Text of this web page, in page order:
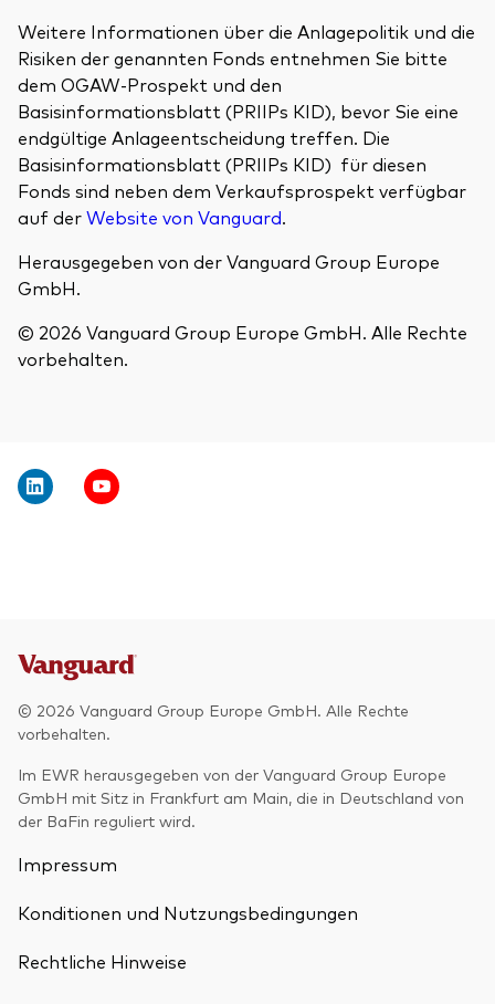
Weitere Informationen über die Anlagepolitik und die
Risiken der genannten Fonds entnehmen Sie bitte
dem OGAW-Prospekt und den
Basisinformationsblatt (PRIIPs KID), bevor Sie eine
endgültige Anlageentscheidung treffen. Die
Basisinformationsblatt (PRIIPs KID) für diesen
Fonds sind neben dem Verkaufsprospekt verfügbar
auf derWebsite von Vanguard.
Herausgegeben von der Vanguard Group Europe
GmbH.
© 2026 Vanguard Group Europe GmbH. Alle Rechte
vorbehalten.
© 2026 Vanguard Group Europe GmbH. Alle Rechte
vorbehalten.
Im EWR herausgegeben von der Vanguard Group Europe
GmbH mit Sitz in Frankfurt am Main, die in Deutschland von
der BaFin reguliert wird.
Impressum
Konditionen und Nutzungsbedingungen
Rechtliche Hinweise